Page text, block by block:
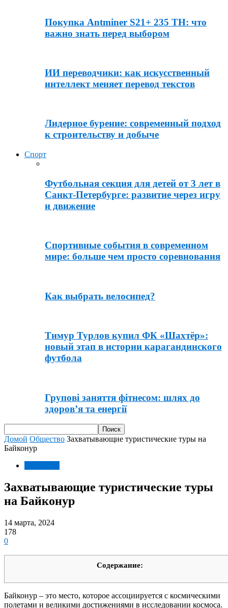
Покупка Antminer S21+ 235 TH: что
важно знать перед выбором
ИИ переводчики: как искусственный
интеллект меняет перевод текстов
Лидерное бурение: современный подход
к строительству и добыче
Спорт
Футбольная секция для детей от 3 лет в
Санкт-Петербурге: развитие через игру
и движение
Спортивные события в современном
мире: больше чем просто соревнования
Как выбрать велосипед?
Тимур Турлов купил ФК «Шахтёр»:
новый этап в истории карагандинского
футбола
Групові заняття фітнесом: шлях до
здоров’я та енергії
Домой Общество Захватывающие туристические туры на
Байконур
Захватывающие туристические туры
на Байконур
14 марта, 2024
178
0
Содержание:
Байконур – это место, которое ассоциируется с космическими
полетами и великими достижениями в исследовании космоса.